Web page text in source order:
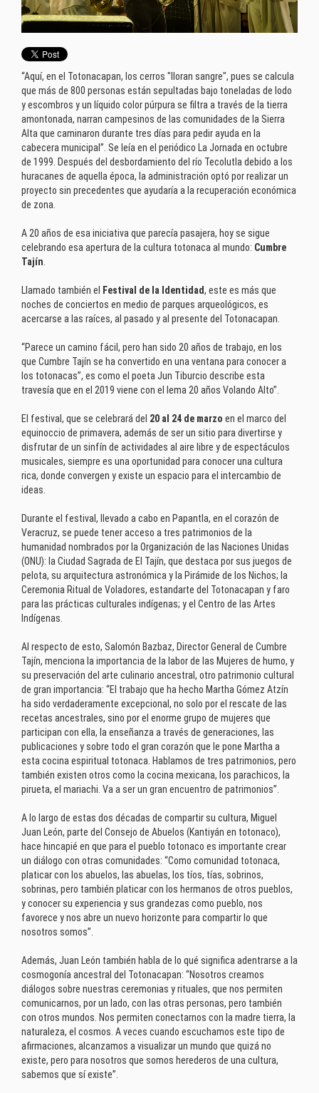
“Aquí, en el Totonacapan, los cerros "lloran sangre", pues se calcula
que más de 800 personas están sepultadas bajo toneladas de lodo
y escombros y un líquido color púrpura se filtra a través de la tierra
amontonada, narran campesinos de las comunidades de la Sierra
Alta que caminaron durante tres días para pedir ayuda en la
cabecera municipal”. Se leía en el periódico La Jornada en octubre
de 1999. Después del desbordamiento del río Tecolutla debido a los
huracanes de aquella época, la administración optó por realizar un
proyecto sin precedentes que ayudaría a la recuperación económica
de zona.
A 20 años de esa iniciativa que parecía pasajera, hoy se sigue
celebrando esa apertura de la cultura totonaca al mundo: Cumbre
Tajín
Llamado también el Festival de la Identidad, este es más que
noches de conciertos en medio de parques arqueológicos, es
acercarse a las raíces, al pasado y al presente del Totonacapan.
“Parece un camino fácil, pero han sido 20 años de trabajo, en los
que Cumbre Tajín se ha convertido en una ventana para conocer a
los totonacas”, es como el poeta Jun Tiburcio describe esta
travesía que en el 2019 viene con el lema 20 años Volando Alto”.
El festival, que se celebrará del 20 al 24 de marzo en el marco del
equinoccio de primavera, además de ser un sitio para divertirse y
disfrutar de un sinfín de actividades al aire libre y de espectáculos
musicales, siempre es una oportunidad para conocer una cultura
rica, donde convergen y existe un espacio para el intercambio de
ideas.
Durante el festival, llevado a cabo en Papantla, en el corazón de
Veracruz, se puede tener acceso a tres patrimonios de la
humanidad nombrados por la Organización de las Naciones Unidas
(ONU): la Ciudad Sagrada de El Tajín, que destaca por sus juegos de
pelota, su arquitectura astronómica y la Pirámide de los Nichos; la
Ceremonia Ritual de Voladores, estandarte del Totonacapan y faro
para las prácticas culturales indígenas; y el Centro de las Artes
Indígenas.
Al respecto de esto, Salomón Bazbaz, Director General de Cumbre
Tajín, menciona la importancia de la labor de las Mujeres de humo, y
su preservación del arte culinario ancestral, otro patrimonio cultural
de gran importancia: “El trabajo que ha hecho Martha Gómez Atzín
ha sido verdaderamente excepcional, no solo por el rescate de las
recetas ancestrales, sino por el enorme grupo de mujeres que
participan con ella, la enseñanza a través de generaciones, las
publicaciones y sobre todo el gran corazón que le pone Martha a
esta cocina espiritual totonaca. Hablamos de tres patrimonios, pero
también existen otros como la cocina mexicana, los parachicos, la
pirueta, el mariachi. Va a ser un gran encuentro de patrimonios”.
A lo largo de estas dos décadas de compartir su cultura, Miguel
Juan León, parte del Consejo de Abuelos (Kantiyán en totonaco),
hace hincapié en que para el pueblo totonaco es importante crear
un diálogo con otras comunidades: “Como comunidad totonaca,
platicar con los abuelos, las abuelas, los tíos, tías, sobrinos,
sobrinas, pero también platicar con los hermanos de otros pueblos,
y conocer su experiencia y sus grandezas como pueblo, nos
favorece y nos abre un nuevo horizonte para compartir lo que
nosotros somos”.
Además, Juan León también habla de lo qué significa adentrarse a la
cosmogonía ancestral del Totonacapan: “Nosotros creamos
diálogos sobre nuestras ceremonias y rituales, que nos permiten
comunicarnos, por un lado, con las otras personas, pero también
con otros mundos. Nos permiten conectarnos con la madre tierra, la
naturaleza, el cosmos. A veces cuando escuchamos este tipo de
afirmaciones, alcanzamos a visualizar un mundo que quizá no
existe, pero para nosotros que somos herederos de una cultura,
sabemos que sí existe”.